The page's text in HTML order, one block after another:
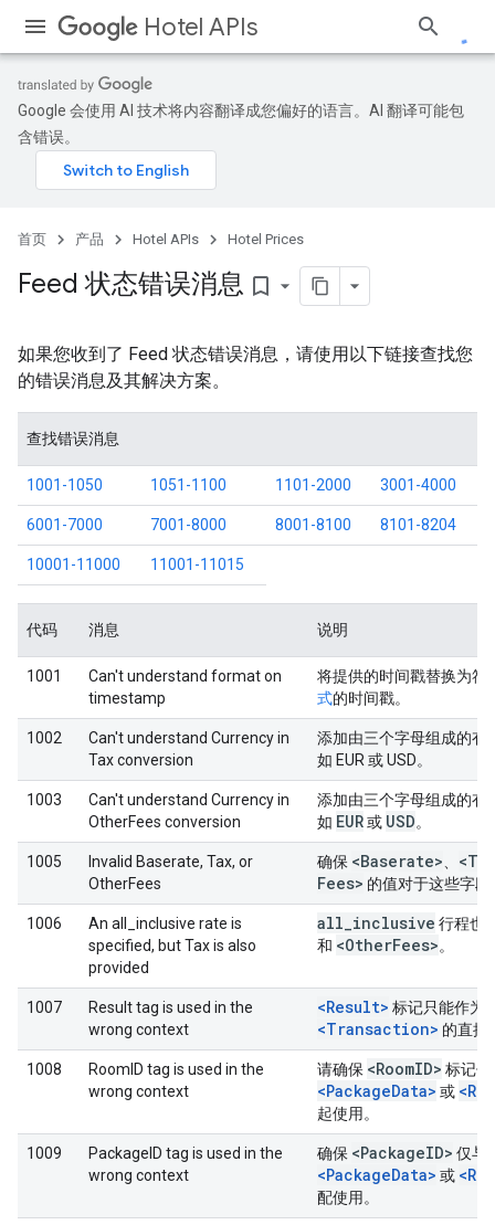
Hotel APIs
Google 会使用 AI 技术将内容翻译成您偏好的语言。AI 翻译可能包
含错误。
首页 产品 Hotel APIs Hotel Prices
Feed 状态错误消息 bookmark_border
如果您收到了 Feed 状态错误消息，请使用以下链接查找您
的错误消息及其解决方案。
查找错误消息
1001-1050 1051-1100 1101-2000 3001-4000
6001-7000 7001-8000 8001-8100 8101-8204
10001-11000 11001-11015
代码 消息 说明
1001
Can't understand format on
timestamp
将提供的时间戳替换为符
式的时间戳。
1002
Can't understand Currency in
Tax conversion
添加由三个字母组成的有
如 EUR 或 USD。
1003
Can't understand Currency in
OtherFees conversion
添加由三个字母组成的有
如 EUR或 USD。
1005
Invalid Baserate, Tax, or
OtherFees
确保 <Baserate>
Fees> 的值对于这些字
1006
An all_inclusive rate is
specified, but Tax is also
provided
all inclusive 行程也
和 <OtherFees>。
1007
Result tag is used in the
wrong context
<Result> 标记只能作为
<Transaction> 的直接
1008
RoomID tag is used in the
wrong context
请确保 <RoomID> 标记仅
<PackageData> 或
起使用。
1009
PackageID tag is used in the
wrong context
确保 <PackageID> 仅与
<PackageData> 或
配使用。